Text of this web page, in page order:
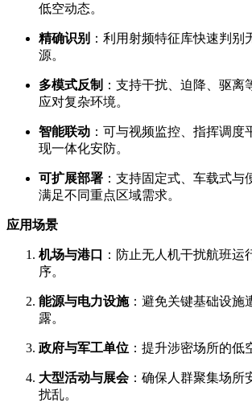
低空动态。
精确识别 ：利用射频特征库快速判别
源。
多模式反制 ：支持干扰、迫降、驱离
应对复杂环境。
智能联动 ：可与视频监控、指挥调度
现一体化安防。
可扩展部署 ：支持固定式、车载式与
满足不同重点区域需求。
应用场景
机场与港口
：防止无人机干扰航班运
序。
能源与电力设施：避免关键基础设施
露。
政府与军工单位 ：提升涉密场所的低
大型活动与展会：确保人群聚集场所
扰乱。